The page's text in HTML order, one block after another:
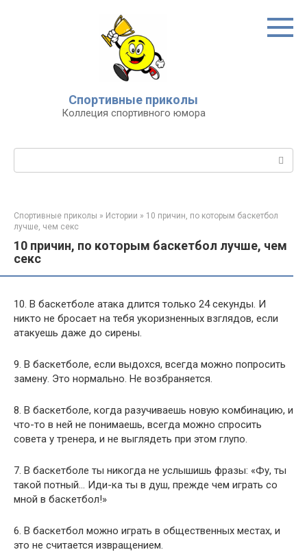
Спортивные приколы
Коллеция спортивного юмора
Спортивные приколы » Истории » 10 причин, по которым баскетбол
лучше, чем секс
10 причин, по которым баскетбол лучше, чем
секс
10. В баскетболе атака длится только 24 секунды. И
никто не бросает на тебя укоризненных взглядов, если
атакуешь даже до сирены.
9. В баскетболе, если выдохся, всегда можно попросить
замену. Это нормально. Не возбраняется.
8. В баскетболе, когда разучиваешь новую комбинацию, и
что-то в ней не понимаешь, всегда можно спросить
совета у тренера, и не выглядеть при этом глупо.
7. В баскетболе ты никогда не услышишь фразы: «Фу, ты
такой потный… Иди-ка ты в душ, прежде чем играть со
мной в баскетбол!»
6. В баскетбол можно играть в общественных местах, и
это не считается извращением.